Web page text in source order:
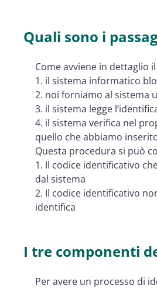
Quali sono i
Come avviene in dettaglio
1. il sistema informatico
2. noi forniamo al sistema
3. il sistema legge
4. il sistema verifica nel
quello che abbiamo
Questa procedura si può
1. Il codice identificativo
dal sistema
2. Il codice identificativo
identifica
I tre componenti
Per avere un processo di